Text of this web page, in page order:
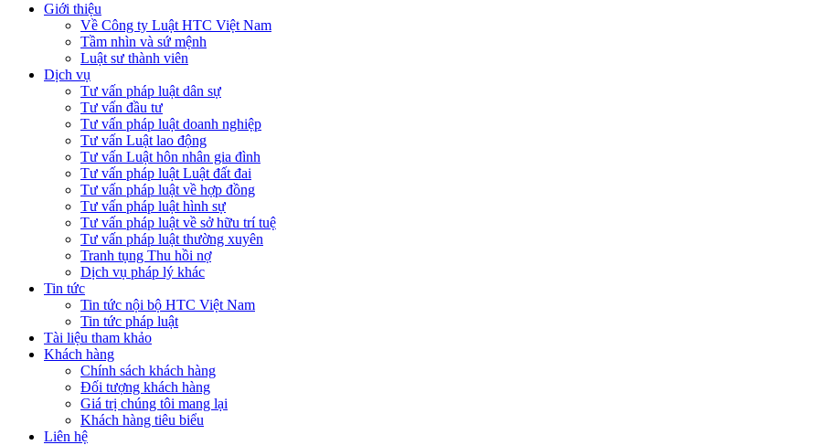
Giới thiệu
Về Công ty Luật HTC Việt Nam
Tầm nhìn và sứ mệnh
Luật sư thành viên
Dịch vụ
Tư vấn pháp luật dân sự
Tư vấn đầu tư
Tư vấn pháp luật doanh nghiệp
Tư vấn Luật lao động
Tư vấn Luật hôn nhân gia đình
Tư vấn pháp luật Luật đất đai
Tư vấn pháp luật về hợp đồng
Tư vấn pháp luật hình sự
Tư vấn pháp luật về sở hữu trí tuệ
Tư vấn pháp luật thường xuyên
Tranh tụng Thu hồi nợ
Dịch vụ pháp lý khác
Tin tức
Tin tức nội bộ HTC Việt Nam
Tin tức pháp luật
Tài liệu tham khảo
Khách hàng
Chính sách khách hàng
Đối tượng khách hàng
Giá trị chúng tôi mang lại
Khách hàng tiêu biểu
Liên hệ